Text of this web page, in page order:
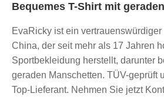
Bequemes T-Shirt mit
EvaRicky ist ein
China, der seit mehr als 17 Jahren
Sportbekleidung herstellt, darunter
geraden Manschetten. TÜV-geprüft
Top-Lieferant. Nehmen Sie jetzt